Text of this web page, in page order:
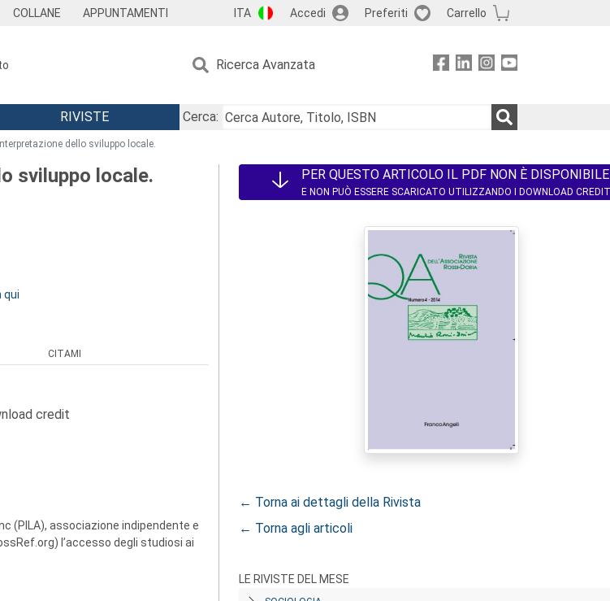
COLLANE APPUNTAMENTI ITA Accedi Preferiti Carrello
Ricerca Avanzata
RIVISTE
Cerca:
dello sviluppo locale.
sviluppo locale.
qui
CITAMI
credit
(PILA), associazione indipendente e
l’accesso degli studiosi ai
PER QUESTO ARTICOLO IL PDF NON È DISPONIBILE
E NON PUÒ ESSERE SCARICATO UTILIZZANDO I DOWNLOAD CREDIT
← Torna ai dettagli della Rivista
← Torna agli articoli
LE RIVISTE DEL MESE